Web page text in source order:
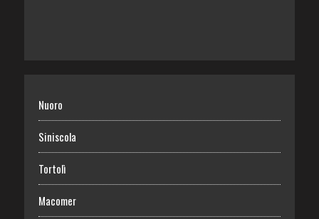
Nuoro
Siniscola
Tortolì
Macomer